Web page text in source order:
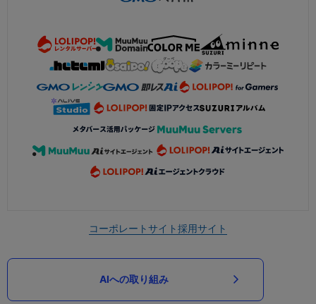
コーポレートサイト採用サイト
AIへの取り組み